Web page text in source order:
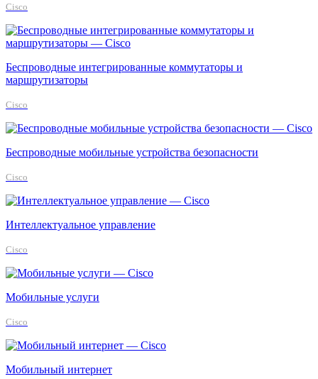
Cisco
Беспроводные интегрированные коммутаторы и
маршрутизаторы
Cisco
Беспроводные мобильные устройства безопасности
Cisco
Интеллектуальное управление
Cisco
Мобильные услуги
Cisco
Мобильный интернет